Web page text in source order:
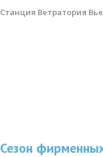
Станция Ветратория
Сезон